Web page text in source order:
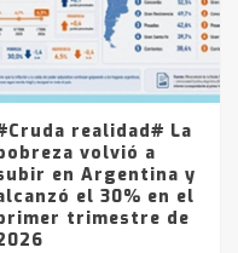
combustibles en
YPF hasta Axion
realidad# La
volvió a
en Argentina y
el 30% en el
trimestre de